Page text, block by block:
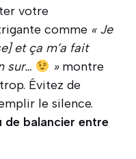
votre
comme « Je
et ça m’a fait
sur…
»montre
Évitez de
le silence.
de balancier entre